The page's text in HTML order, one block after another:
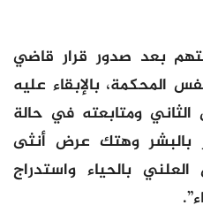
بعد صدور قرار قاضي
المحكمة، بالإبقاء عليه
ومتابعته في حالة
بالبشر وهتك عرض أنثى
بالحياء واستدراج